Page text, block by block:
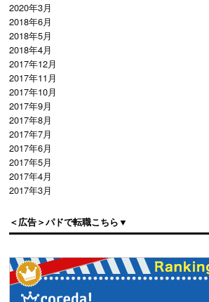
2020年3月
2018年6月
2018年5月
2018年4月
2017年12月
2017年11月
2017年10月
2017年9月
2017年8月
2017年7月
2017年6月
2017年5月
2017年4月
2017年3月
＜広告＞パドで転職こちら▼